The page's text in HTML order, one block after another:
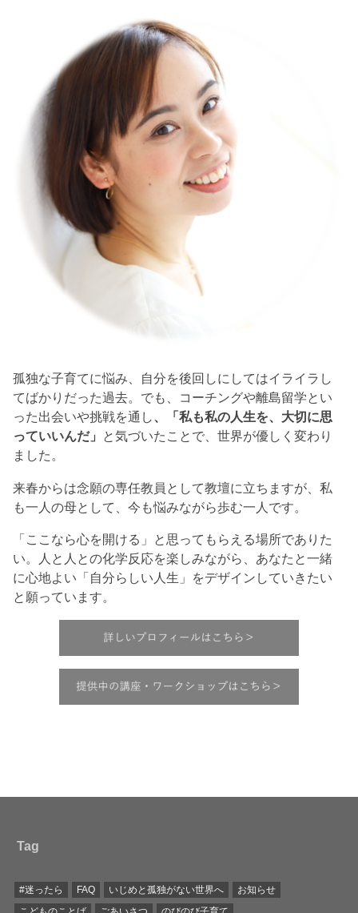
孤独な子育てに悩み、自分を後回しにしてはイライラし
てばかりだった過去。でも、コーチングや離島留学とい
った出会いや挑戦を通し、「私も私の人生を、大切に思
っていいんだ」 と気づいたことで、世界が優しく変わり
ました。
来春からは念願の専任教員として教壇に立ちますが、私
も一人の母として、今も悩みながら歩む一人です。
「ここなら心を開ける」と思ってもらえる場所でありた
い。人と人との化学反応を楽しみながら、あなたと一緒
に心地よい「自分らしい人生」をデザインしていきたい
と願っています。
Tag
#迷ったら FAQ いじめと孤独がない世界へ
お知らせ